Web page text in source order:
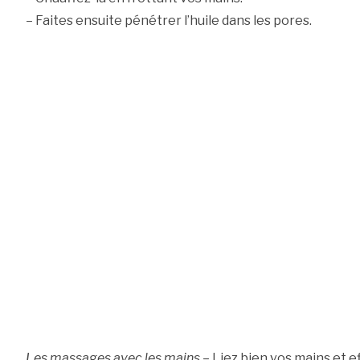
– Faites ensuite pénétrer l’huile dans les pores.